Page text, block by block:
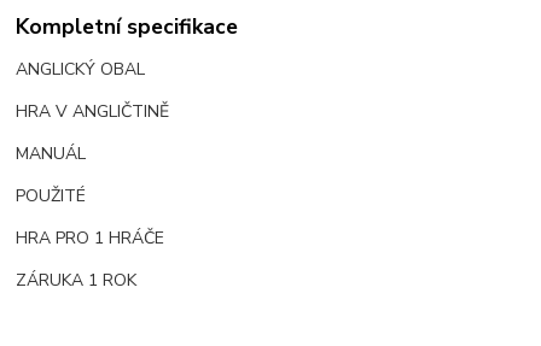
Kompletní specifikace
ANGLICKÝ OBAL
HRA V ANGLIČTINĚ
MANUÁL
POUŽITÉ
HRA PRO 1 HRÁČE
ZÁRUKA 1 ROK